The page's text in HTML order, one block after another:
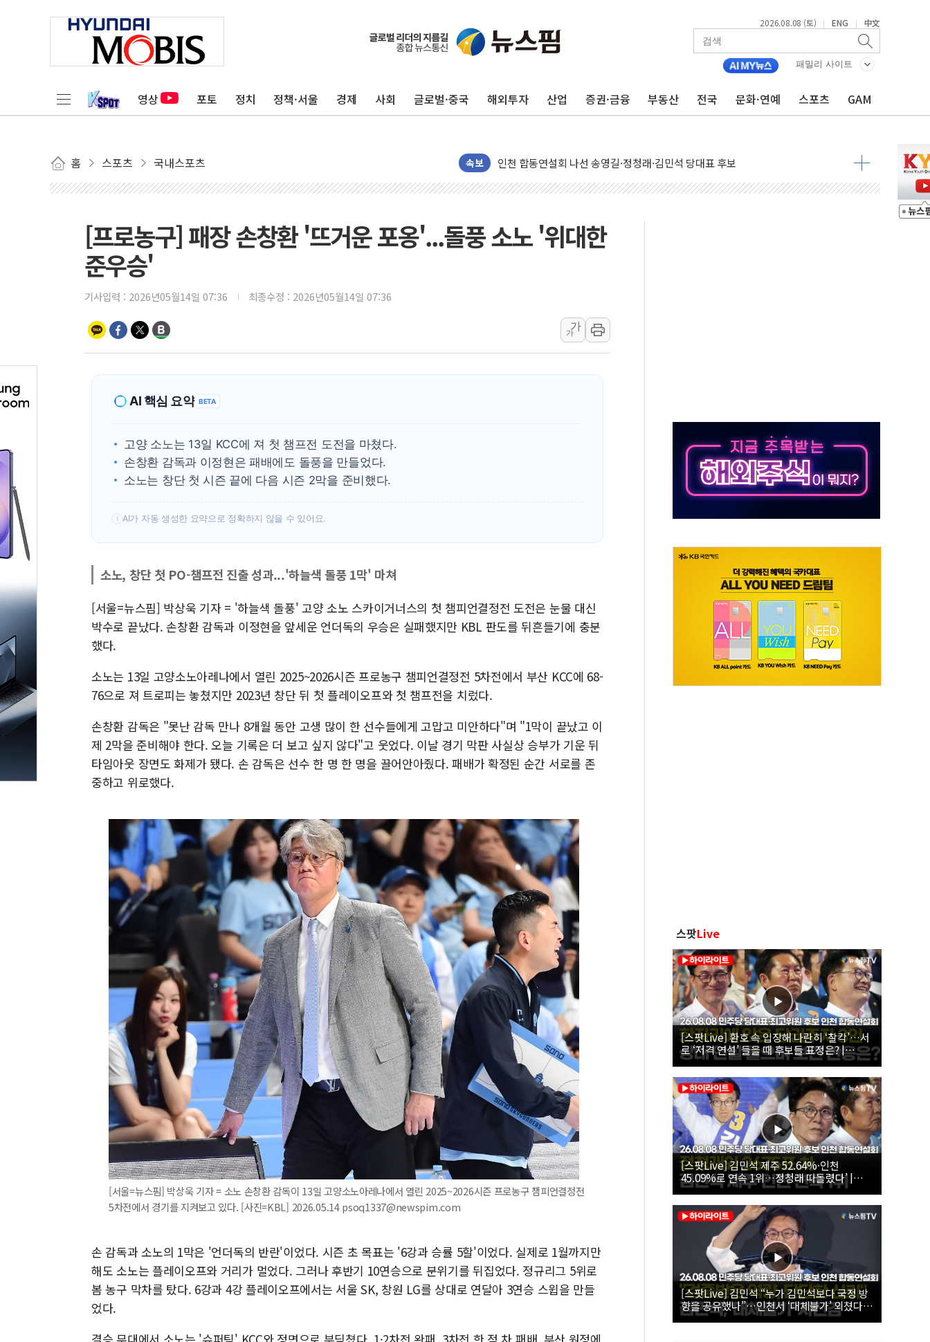
2026.08.08 (토) | ENG | 中文
패밀리 사이트
영상 포토 정치 정책·서울 경제 사회 글로벌·중국 해외투자 산업 증권·금융 부동산 전국 문화·연예 스포츠 GAM
홈 스포츠 국내스포츠 속보
울진·영덕 '호우특보'-포항 '산사태 주의보'...경북도, 호우 피해·통제구간 없어
[종합] 김민석, 정청래에 '0.86%p' 차 재역전 성공...金 45.42% vs 鄭 44.56%
김민석, 2주차 제주·인천 경선서 정청래에 승리...47.75% vs 42.08%
인사하는 김민석 당대표 후보
[속보] 민주, 인천 경선 결과 발표...김민석 45.09% 정청래 43.27% 송영길 11.63%
[속보] 민주, 제주 경선 결과 발표...김민석 52.64% 정청래 39.89% 송영길 7.47%
폐기물 수거하다 참변…60대 환경미화원 수거차에 치여 사망
서울 중랑구 주택가서 흉기 난동…60대 남성 2명 숨져
인천서 말다툼 중 어머니 흉기 살해 10대 아들 체포
'화합' 꺼낸 김민석에 '뻔뻔' 받아친 정청래…제주 연설서 신경전 고조
李대통령, ISA 개편 재검토 지시…與 "적극 환영"·野 "졸속 국정"
[프로농구] 패장 손창환 '뜨거운 포옹'...돌풍 소노 '위대한
준우승'
기사입력 : 2026년05월14일 07:36 최종수정 : 2026년05월14일 07:36
가
가
AI 핵심 요약 BETA
고양 소노는 13일 KCC에 져 첫 챔프전 도전을 마쳤다.
손창환 감독과 이정현은 패배에도 돌풍을 만들었다.
소노는 창단 첫 시즌 끝에 다음 시즌 2막을 준비했다.
! AI가 자동 생성한 요약으로 정확하지 않을 수 있어요.
소노, 창단 첫 PO-챔프전 진출 성과...'하늘색 돌풍 1막' 마쳐
[서울=뉴스핌] 박상욱 기자 = '하늘색 돌풍' 고양 소노 스카이거너스의 첫 챔피언결정전 도전은 눈물 대신
박수로 끝났다. 손창환 감독과 이정현을 앞세운 언더독의 우승은 실패했지만 KBL 판도를 뒤흔들기에 충분
했다.
소노는 13일 고양소노아레나에서 열린 2025~2026시즌 프로농구 챔피언결정전 5차전에서 부산 KCC에 68-
76으로 져 트로피는 놓쳤지만 2023년 창단 뒤 첫 플레이오프와 첫 챔프전을 치렀다.
손창환 감독은 "못난 감독 만나 8개월 동안 고생 많이 한 선수들에게 고맙고 미안하다"며 "1막이 끝났고 이
제 2막을 준비해야 한다. 오늘 기록은 더 보고 싶지 않다"고 웃었다. 이날 경기 막판 사실상 승부가 기운 뒤
타임아웃 장면도 화제가 됐다. 손 감독은 선수 한 명 한 명을 끌어안아줬다. 패배가 확정된 순간 서로를 존
중하고 위로했다.
[서울=뉴스핌] 박상욱 기자 = 소노 손창환 감독이 13일 고양소노아레나에서 열린 2025~2026시즌 프로농구 챔피언결정전
5차전에서 경기를 지켜보고 있다. [사진=KBL] 2026.05.14 psoq1337@newspim.com
손 감독과 소노의 1막은 '언더독의 반란'이었다. 시즌 초 목표는 '6강과 승률 5할'이었다. 실제로 1월까지만
해도 소노는 플레이오프와 거리가 멀었다. 그러나 후반기 10연승으로 분위기를 뒤집었다. 정규리그 5위로
봄 농구 막차를 탔다. 6강과 4강 플레이오프에서는 서울 SK, 창원 LG를 상대로 연달아 3연승 스윕을 만들
었다.
스팟Live
[스팟Live] 환호 속 입장해 나란히 ‘찰칵’…서
로 ‘저격 연설’ 들을 때 후보들 표정은? |
26.08.08 더불어민주당 당대표·최고위원 후
보 인천 합동연설회
[스팟Live] 김민석 제주 52.64%·인천
45.09%로 연속 1위…정청래 따돌렸다’ |
26.08.08 더불어민주당 당대표·최고위원 후
보 인천 합동연설회
[스팟Live] 김민석 “누가 김민석보다 국정 방
향을 공유했나”…인천서 ‘대체불가’ 외쳤다 |
26.08.08 더불어민주당 당대표·최고위원 후